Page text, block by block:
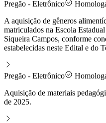
Pregão - Eletrônico
A aquisição de gêneros
matriculados na Escola
Siqueira Campos, conforme
estabelecidas neste Edital e do
Pregão - Eletrônico
Aquisição de materiais
de 2025.